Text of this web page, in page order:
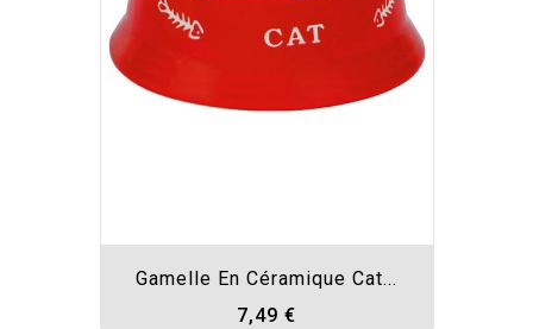
Gamelle En Céramique Cat...
7,49 €